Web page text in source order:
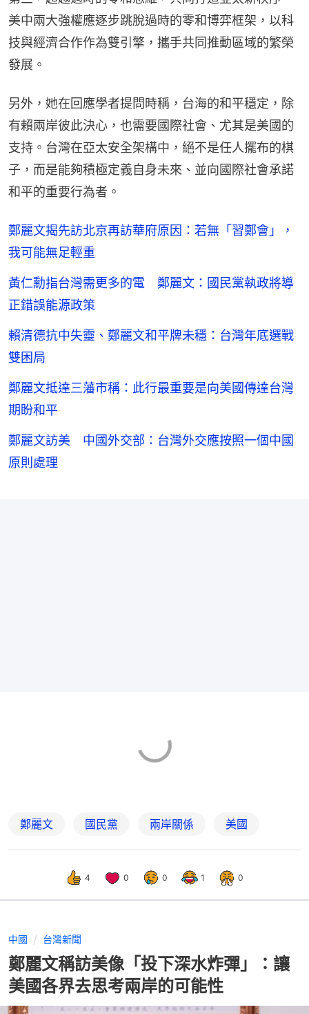
美中兩大強權應逐步跳脫過時的零和博弈框架，以科
技與經濟合作作為雙引擎，攜手共同推動區域的繁榮
發展。
另外，她在回應學者提問時稱，台海的和平穩定，除
有賴兩岸彼此決心，也需要國際社會、尤其是美國的
支持。台灣在亞太安全架構中，絕不是任人擺布的棋
子，而是能夠積極定義自身未來、並向國際社會承諾
和平的重要行為者。
鄭麗文揭先訪北京再訪華府原因：若無「習鄭會」，
我可能無足輕重
黃仁勳指台灣需更多的電 鄭麗文：國民黨執政將導
正錯誤能源政策
賴清德抗中失靈、鄭麗文和平牌未穩：台灣年底選戰
雙困局
鄭麗文抵達三藩市稱：此行最重要是向美國傳達台灣
期盼和平
鄭麗文訪美 中國外交部：台灣外交應按照一個中國
原則處理
鄭麗文 國民黨 兩岸關係 美國
4 0 0 1 0
中國 台灣新聞
鄭麗文稱訪美像「投下深水炸彈」：讓
美國各界去思考兩岸的可能性